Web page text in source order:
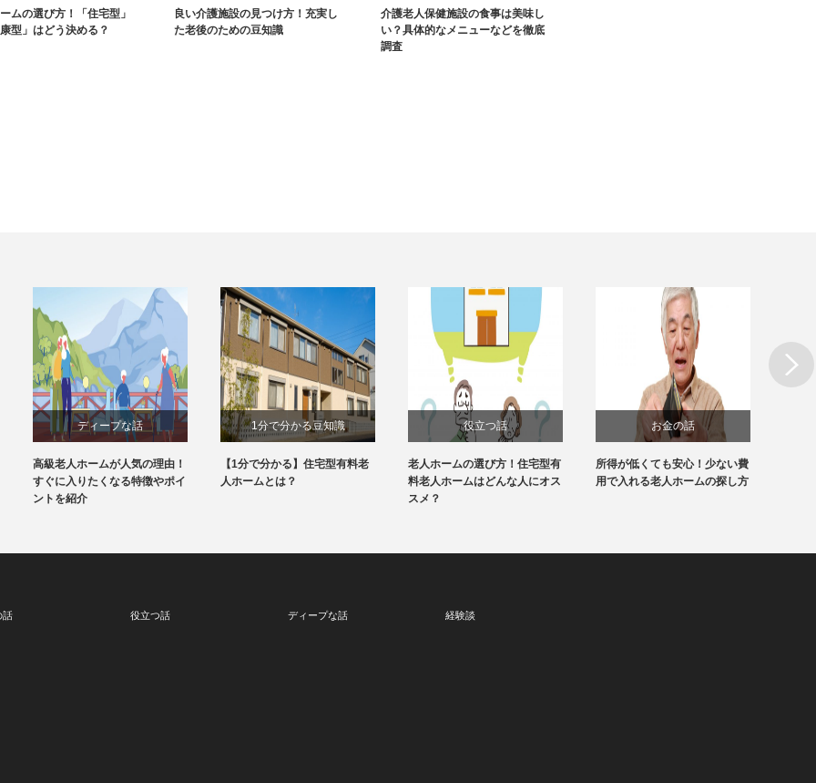
ムの選び方！「住宅型」
型」はどう決める？
良い介護施設の見つけ方！充実し
た老後のための豆知識
介護老人保健施設の食事は美味し
い？具体的なメニューなどを徹底
調査
ディープな話
高級老人ホームが人気の理由！
すぐに入りたくなる特徴やポイ
ントを紹介
1分で分かる豆知識
【1分で分かる】住宅型有料老
人ホームとは？
役立つ話
老人ホームの選び方！住宅型有
料老人ホームはどんな人にオス
スメ？
お金の話
所得が低くても安心！少ない費
用で入れる老人ホームの探し方
話 役立つ話 ディープな話 経験談